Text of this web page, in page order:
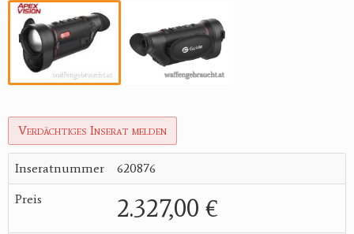
Verdächtiges Inserat melden
Inseratnummer 620876
Preis 2.327,00 €